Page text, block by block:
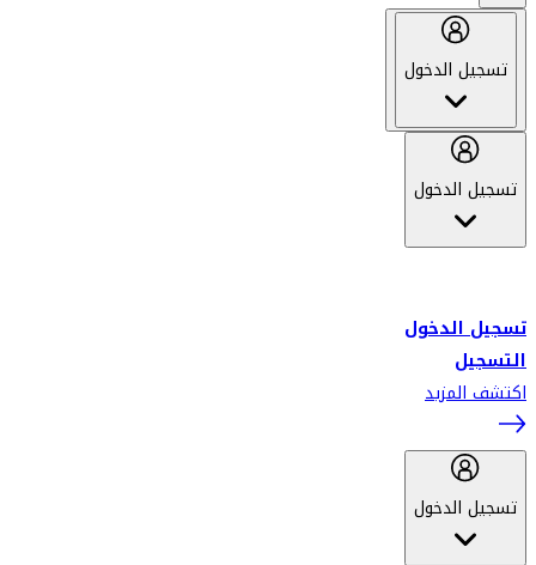
تسجيل الدخول
تسجيل الدخول
تسجيل الدخول
التسجيل
اكتشف المزيد
تسجيل الدخول